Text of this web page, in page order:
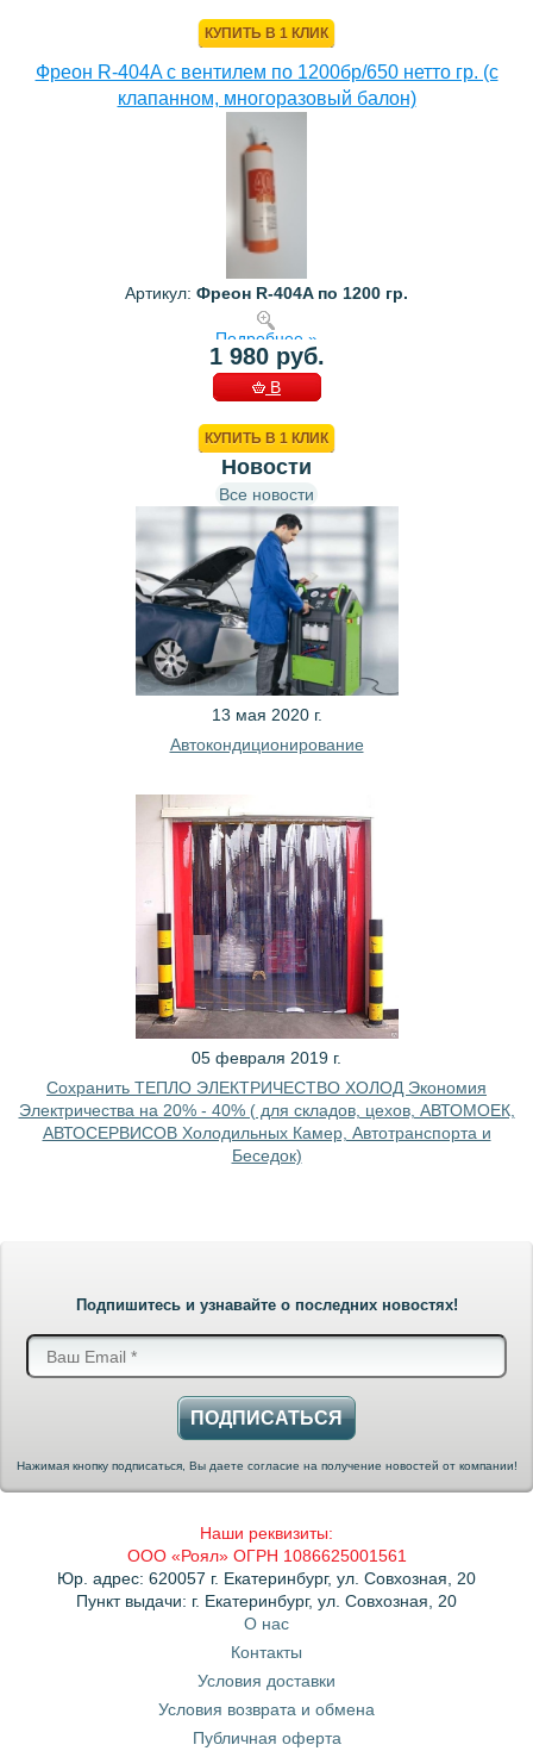
КУПИТЬ В 1 КЛИК
Фреон R-404A с вентилем по 1200бр/650 нетто гр. (с
клапанном, многоразовый балон)
Артикул: Фреон R-404A по 1200 гр.
Подробнее »
1 980 руб.
В
КУПИТЬ В 1 КЛИК
Новости
Все новости
13 мая 2020 г.
Автокондиционирование
05 февраля 2019 г.
Сохранить ТЕПЛО ЭЛЕКТРИЧЕСТВО ХОЛОД Экономия
Электричества на 20% - 40% ( для складов, цехов, АВТОМОЕК,
АВТОСЕРВИСОВ Холодильных Камер, Автотранспорта и
Беседок)
Подпишитесь и узнавайте о последних новостях!
ПОДПИСАТЬСЯ
Нажимая кнопку подписаться, Вы даете согласие на получение новостей от компании!
Наши реквизиты:
ООО «Роял» ОГРН 1086625001561
Юр. адрес: 620057 г. Екатеринбург, ул. Совхозная, 20
Пункт выдачи: г. Екатеринбург, ул. Совхозная, 20
О нас
Контакты
Условия доставки
Условия возврата и обмена
Публичная оферта